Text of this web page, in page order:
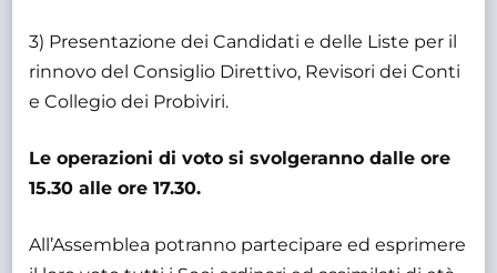
3) Presentazione dei Candidati e delle Liste per il
rinnovo del Consiglio Direttivo, Revisori dei Conti
e Collegio dei Probiviri.
Le operazioni di voto si svolgeranno dalle ore
15.30 alle ore 17.30.
All’Assemblea potranno partecipare ed esprimere